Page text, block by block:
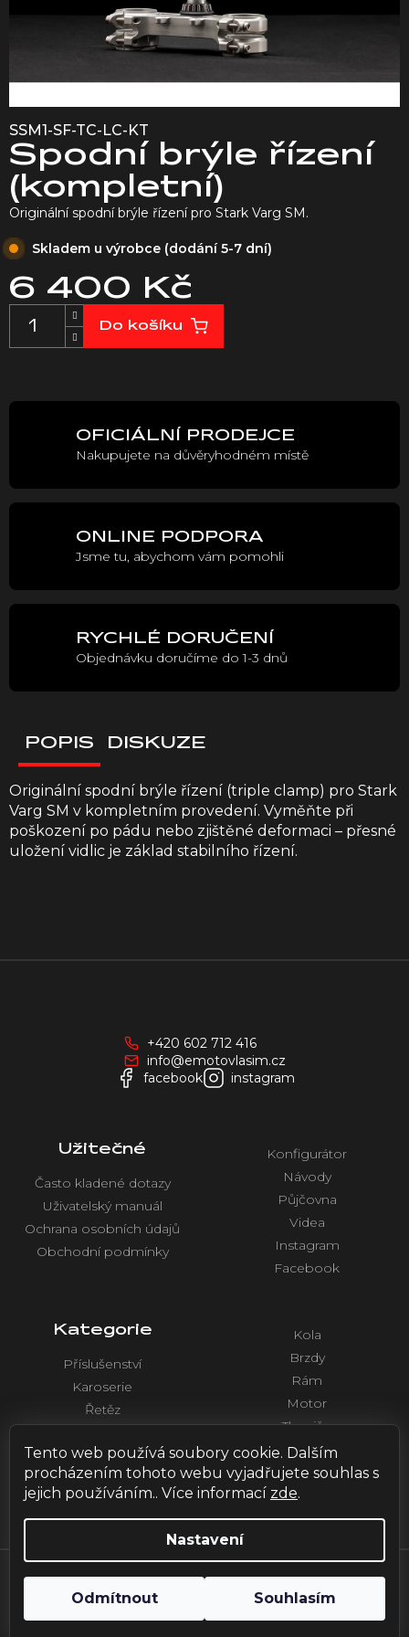
Tento web používá soubory cookie. Dalším
procházením tohoto webu vyjadřujete souhlas s
jejich používáním.. Více informací zde.
Nastavení
Odmítnout Souhlasím
SSM1-SF-TC-LC-KT
Spodní brýle řízení
(kompletní)
6 400 Kč
Měrná
Skladem u výrobce (dodání 5-7 dní)
Do košíku
Originální spodní brýle řízení pro Stark Varg SM.
OFICIÁLNÍ PRODEJCE
Nakupujete na důvěryhodném místě
ONLINE PODPORA
Jsme tu, abychom vám pomohli
RYCHLÉ DORUČENÍ
Objednávku doručíme do 1-3 dnů
POPIS DISKUZE
Originální spodní brýle řízení (triple clamp) pro Stark
Varg SM v kompletním provedení. Vyměňte při
poškození po pádu nebo zjištěné deformaci – přesné
uložení vidlic je základ stabilního řízení.
+420 602 712 416
info@emotovlasim.cz
facebook
instagram
Užitečné
Často kladené dotazy
Uživatelský manuál
Ochrana osobních údajů
Obchodní podmínky
Konfigurátor
Návody
Půjčovna
Videa
Instagram
Facebook
Kategorie
Příslušenství
Karoserie
Řetěz
Elektronika
Kola
Brzdy
Rám
Motor
Tlumiče
Řídítka a ovládaní
Vytvořil Shoptet